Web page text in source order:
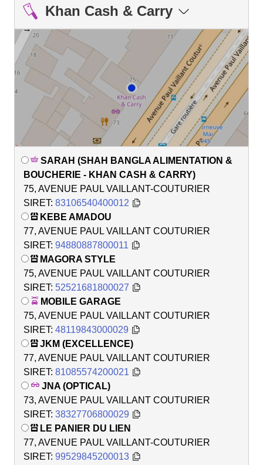
Khan Cash & Carry
SARAH (SHAH BANGLA ALIMENTATION &
BOUCHERIE - KHAN CASH & CARRY)
75, AVENUE PAUL VAILLANT-COUTURIER
SIRET: 83106540400012
KEBE AMADOU
77, AVENUE PAUL VAILLANT COUTURIER
SIRET: 94880887800011
MAGORA STYLE
75, AVENUE PAUL VAILLANT COUTURIER
SIRET: 52521681800027
MOBILE GARAGE
75, AVENUE PAUL VAILLANT COUTURIER
SIRET: 48119843000029
JKM (EXCELLENCE)
77, AVENUE PAUL VAILLANT COUTURIER
SIRET: 81085574200021
JNA (OPTICAL)
73, AVENUE PAUL VAILLANT COUTURIER
SIRET: 38327706800029
LE PANIER DU LIEN
77, AVENUE PAUL VAILLANT-COUTURIER
SIRET: 99529845200013